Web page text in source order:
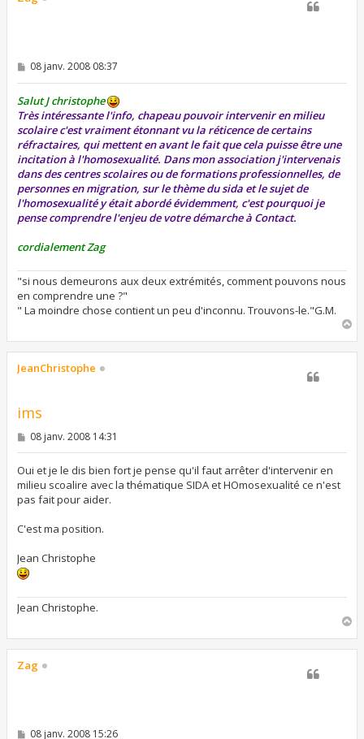
M
s
s
a
g
e
08 janv. 2008 08:37
Salut J christophe
Très intéressante l'info, chapeau pouvoir intervenir en milieu
scolaire c'est vraiment étonnant vu la réticence de certains
réfractaires, qui mettent en avant le fait que cela puisse être une
incitation à l'homosexualité. Dans mon association j'intervenais
dans des centres scolaires ou de formations professionnelles, de
personnes en migration, sur le thème du sida et le sujet de
l'homosexualité y était abordé évidemment, c'est pourquoi je
pense comprendre l'enjeu de votre démarche à Contact.
cordialement Zag
"si nous demeurons aux deux extrémités, comment pouvons nous
en comprendre une ?"
" La moindre chose contient un peu d'inconnu. Trouvons-le."G.M.
u
JeanChristophe
ims
M
s
a
g
e
08 janv. 2008 14:31
Oui et je le dis bien fort je pense qu'il faut arrêter d'intervenir en
milieu scoalire avec la thématique SIDA et HOmosexualité ce n'est
pas fait pour aider.
C'est ma position.
Jean Christophe
Jean Christophe.
u
Zag
M
08 janv. 2008 15:26